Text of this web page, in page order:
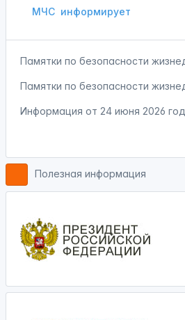
МЧС информирует
Памятки по безопасности
Памятки по безопасности
Информация от 24 июня 2026
Полезная информация